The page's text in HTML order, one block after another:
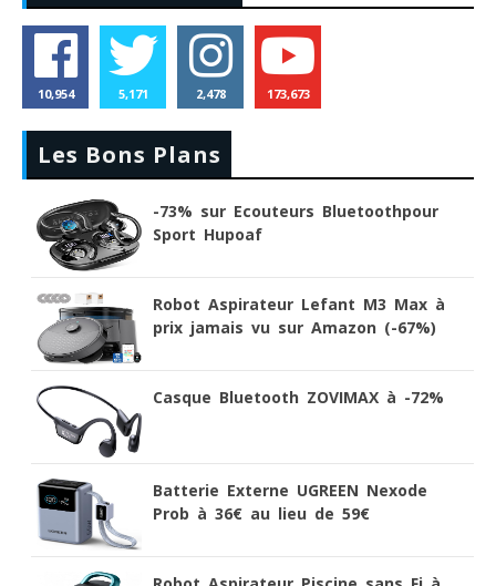
10,954 5,171 2,478 173,673
Les Bons Plans
-73% sur Ecouteurs Bluetoothpour
Sport Hupoaf
Robot Aspirateur Lefant M3 Max à
prix jamais vu sur Amazon (-67%)
Casque Bluetooth ZOVIMAX à -72%
Batterie Externe UGREEN Nexode
Prob à 36€ au lieu de 59€